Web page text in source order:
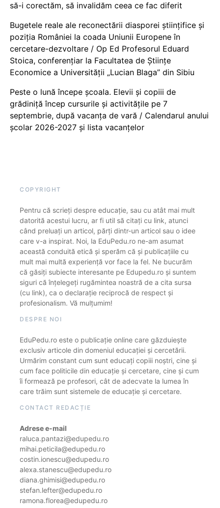
să-i corectăm, să invalidăm ceea ce fac diferit
Bugetele reale ale reconectării diasporei științifice și
poziția României la coada Uniunii Europene în
cercetare-dezvoltare / Op Ed Profesorul Eduard
Stoica, conferențiar la Facultatea de Științe
Economice a Universității „Lucian Blaga” din Sibiu
Peste o lună începe școala. Elevii și copiii de
grădiniță încep cursurile și activitățile pe 7
septembrie, după vacanța de vară / Calendarul anului
școlar 2026-2027 și lista vacanțelor
COPYRIGHT
Pentru că scrieți despre educație, sau cu atât mai mult
datorită acestui lucru, ar fi util să citați cu link, atunci
când preluați un articol, părți dintr-un articol sau o idee
care v-a inspirat. Noi, la EduPedu.ro ne-am asumat
această conduită etică și sperăm că și publicațiile cu
mult mai multă experiență vor face la fel. Ne bucurăm
că găsiți subiecte interesante pe Edupedu.ro și suntem
siguri că înțelegeți rugămintea noastră de a cita sursa
(cu link), ca o declarație reciprocă de respect și
profesionalism. Vă mulțumim!
DESPRE NOI
EduPedu.ro este o publicație online care găzduiește
exclusiv articole din domeniul educației și cercetării.
Urmărim constant cum sunt educați copiii noștri, cine și
cum face politicile din educație și cercetare, cine și cum
îi formează pe profesori, cât de adecvate la lumea în
care trăim sunt sistemele de educație și cercetare.
CONTACT REDACȚIE
Adrese e-mail
raluca.pantazi@edupedu.ro
mihai.peticila@edupedu.ro
costin.ionescu@edupedu.ro
alexa.stanescu@edupedu.ro
diana.ghimisi@edupedu.ro
stefan.lefter@edupedu.ro
ramona.florea@edupedu.ro